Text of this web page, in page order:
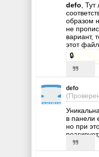
defo ,
образом
не
вариант,
этот
🔒
defo
в панели
но при